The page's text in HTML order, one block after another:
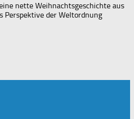
nette Weihnachtsgeschichte aus
Perspektive der Weltordnung